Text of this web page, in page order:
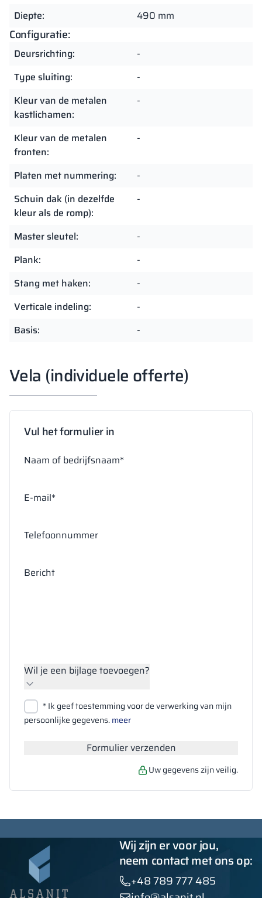
Diepte:
490 mm
Configuratie:
Deursrichting:
-
Type sluiting:
-
Kleur van de metalen
kastlichamen:
-
Kleur van de metalen
fronten:
-
Platen met nummering:
-
Schuin dak (in dezelfde
kleur als de romp):
-
Master sleutel:
-
Plank:
-
Stang met haken:
-
Verticale indeling:
-
Basis:
-
Vela (individuele offerte)
Vul het formulier in
Naam of bedrijfsnaam*
E-mail*
Telefoonnummer
Bericht
Wil je een bijlage toevoegen?
Bestanden bijvoegen
Zoeken
* Ik geef toestemming voor de verwerking van mijn
persoonlijke gegevens.meer
Formulier verzenden
Uw gegevens zijn veilig.
Wij zijn er voor jou,
neem contact met ons op:
+48 789 777 485